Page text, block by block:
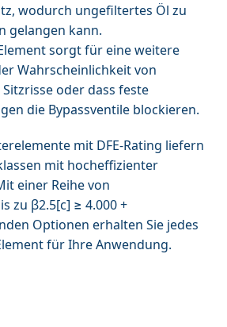
wodurch ungefiltertes Öl zu
gelangen kann.
sorgt für eine weitere
Wahrscheinlichkeit von
oder dass feste
die Bypassventile blockieren.
mit DFE-Rating liefern
mit hocheffizienter
einer Reihe von
zu β2.5[c] ≥ 4.000 +
Optionen erhalten Sie jedes
für Ihre Anwendung.